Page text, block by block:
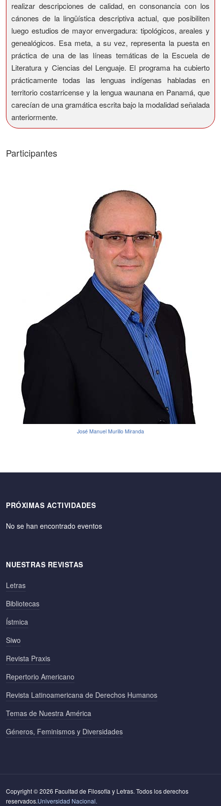
realizar descripciones de calidad, en consonancia con los
cánones de la lingüística descriptiva actual, que posibiliten
luego estudios de mayor envergadura: tipológicos, areales y
genealógicos. Esa meta, a su vez, representa la puesta en
práctica de una de las líneas temáticas de la Escuela de
Literatura y Ciencias del Lenguaje. El programa ha cubierto
prácticamente todas las lenguas indígenas habladas en
territorio costarricense y la lengua waunana en Panamá, que
carecían de una gramática escrita bajo la modalidad señalada
anteriormente.
Participantes
José Manuel Murillo Miranda
PRÓXIMAS ACTIVIDADES
No se han encontrado eventos
NUESTRAS REVISTAS
Letras
Bibliotecas
Ístmica
Siwo
Revista Praxis
Repertorio Americano
Revista Latinoamericana de Derechos Humanos
Temas de Nuestra América
Géneros, Feminismos y Diversidades
Copyright © 2026 Facultad de Filosofía y Letras. Todos los derechos
reservados.Universidad Nacional.